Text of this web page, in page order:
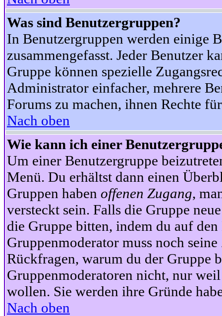
Was sind Benutzergruppen?
In Benutzergruppen werden einige
zusammengefasst. Jeder Benutzer
Gruppe können spezielle
Administrator einfacher, mehrere
Forums zu machen, ihnen Rechte
Nach oben
Wie kann ich einer
Um einer Benutzergruppe
Menü. Du erhältst dann einen
Gruppen haben offenen Zugang,
versteckt sein. Falls die Gruppe
die Gruppe bitten, indem du auf
Gruppenmoderator muss noch
Rückfragen, warum du der Gruppe
Gruppenmoderatoren nicht, nur
wollen. Sie werden ihre Gründe
Nach oben